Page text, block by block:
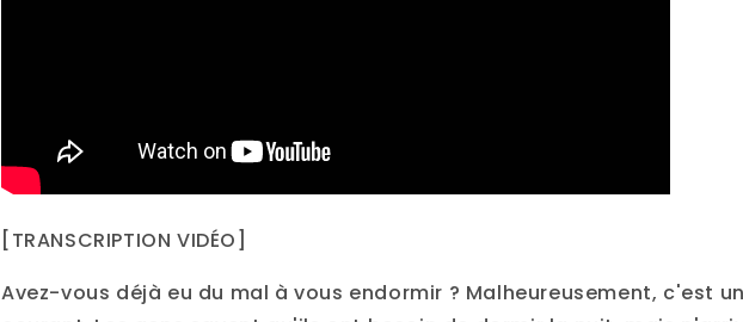
[TRANSCRIPTION VIDÉO]
Avez-vous déjà eu du mal à vous endormir ? Malheureusement, c'est